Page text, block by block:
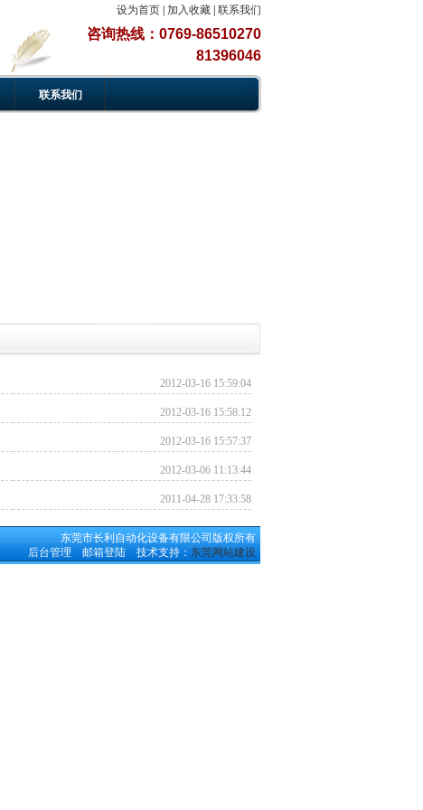
设为首页| 加入收藏| 联系我们
咨询热线：0769-86510270
81396046
联系我们
2012-03-16 15:59:04
2012-03-16 15:58:12
2012-03-16 15:57:37
2012-03-06 11:13:44
2011-04-28 17:33:58
东莞市长利自动化设备有限公司版权所有
后台管理 邮箱登陆 技术支持： 东莞网站建设